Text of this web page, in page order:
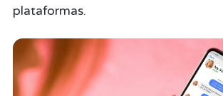
plataformas.